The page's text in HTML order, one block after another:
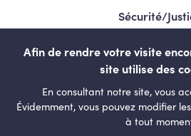
Sécurité/
Afin de rendre votre visite
site utilise des
En consultant notre site, vous
Évidemment, vous pouvez modifier
à tout